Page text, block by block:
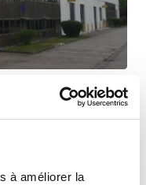
à améliorer la
de 45 €
m²/an